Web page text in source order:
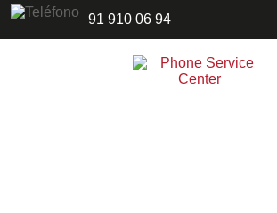
91 910 06 94